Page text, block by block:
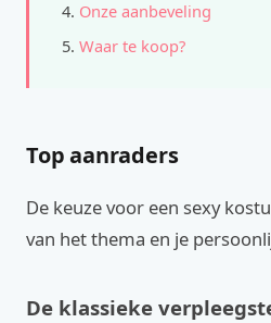
Onze aanbeveling
Waar te koop?
Top aanraders
De keuze voor een sexy
van het thema en je
De klassieke